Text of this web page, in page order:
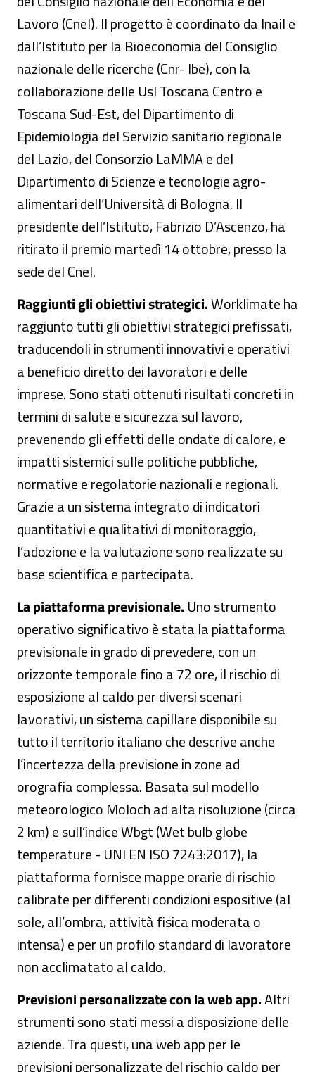
Lavoro (Cnel). Il progetto è coordinato da Inail e
dall’Istituto per la Bioeconomia del Consiglio
nazionale delle ricerche (Cnr- Ibe), con la
collaborazione delle Usl Toscana Centro e
Toscana Sud-Est, del Dipartimento di
Epidemiologia del Servizio sanitario regionale
del Lazio, del Consorzio LaMMA e del
Dipartimento di Scienze e tecnologie agro-
alimentari dell’Università di Bologna. Il
presidente dell’Istituto, Fabrizio D’Ascenzo, ha
ritirato il premio martedì 14 ottobre, presso la
sede del Cnel.
Raggiunti gli obiettivi strategici.Worklimate ha
raggiunto tutti gli obiettivi strategici prefissati,
traducendoli in strumenti innovativi e operativi
a beneficio diretto dei lavoratori e delle
imprese. Sono stati ottenuti risultati concreti in
termini di salute e sicurezza sul lavoro,
prevenendo gli effetti delle ondate di calore, e
impatti sistemici sulle politiche pubbliche,
normative e regolatorie nazionali e regionali.
Grazie a un sistema integrato di indicatori
quantitativi e qualitativi di monitoraggio,
l’adozione e la valutazione sono realizzate su
base scientifica e partecipata.
La piattaforma previsionale. Uno strumento
operativo significativo è stata la piattaforma
previsionale in grado di prevedere, con un
orizzonte temporale fino a 72 ore, il rischio di
esposizione al caldo per diversi scenari
lavorativi, un sistema capillare disponibile su
tutto il territorio italiano che descrive anche
l’incertezza della previsione in zone ad
orografia complessa. Basata sul modello
meteorologico Moloch ad alta risoluzione (circa
2 km) e sull’indice Wbgt (Wet bulb globe
temperature - UNI EN ISO 7243:2017), la
piattaforma fornisce mappe orarie di rischio
calibrate per differenti condizioni espositive (al
sole, all’ombra, attività fisica moderata o
intensa) e per un profilo standard di lavoratore
non acclimatato al caldo.
Previsioni personalizzate con la web app.Altri
strumenti sono stati messi a disposizione delle
aziende. Tra questi, una web app per le
previsioni personalizzate del rischio caldo per